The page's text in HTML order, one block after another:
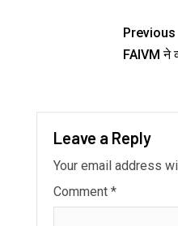
Previous
FAIVM ने
Leave a Reply
Your email address
Comment *